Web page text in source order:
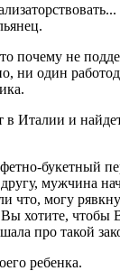
почему не
ни один
в Италии и
букетный
мужчина
что, могу
хотите, чтобы
про такой
ребенка.